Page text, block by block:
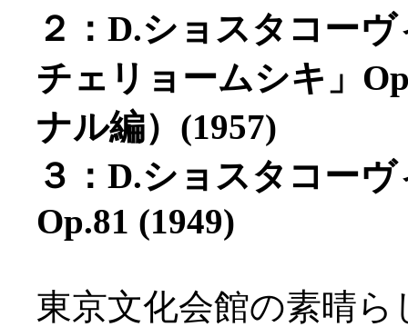
２：D.ショスタコー
チェリョームシキ」
ナル編）(1957)
３：D.ショスタコー
Op.81 (1949)
東京文化会館の素晴